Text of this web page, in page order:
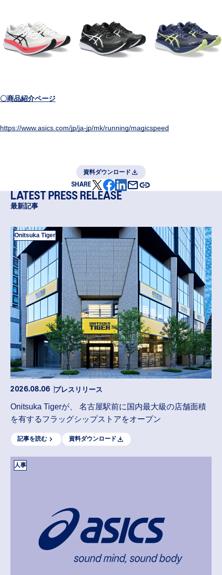
〇商品紹介ページ
https://www.asics.com/jp/ja-jp/mk/running/magicspeed
資料ダウンロード
SHARE
LATEST PRESS RELEASE
最新記事
Onitsuka Tiger
2026.08.06 プレスリリース
Onitsuka Tigerが、 名古屋駅前に国内最大級の店舗面積
を有するフラッグシップストアをオープン
記事を読む 資料ダウンロード
人事